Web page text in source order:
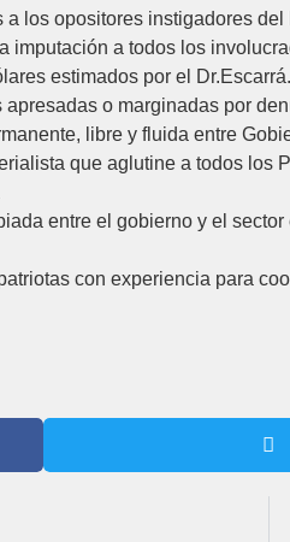
los opositores instigadores
imputación a todos los
estimados por el Dr.Escarrá.
o marginadas por
libre y fluida entre
que aglutine a todos
entre el gobierno y el
con experiencia para